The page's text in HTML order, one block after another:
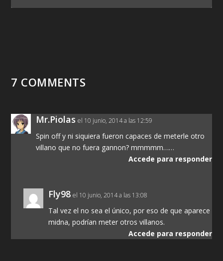
7 COMMENTS
Mr.Piolas el 10 junio, 2014 a las 12:59
Spin off y ni siquiera fueron capaces de meterle otro
villano que no fuera gannon? mmmmm……
Accede para responder
Fly98 el 10 junio, 2014 a las 13:08
Tal vez el no sea el único, por eso de que aparece
midna, podrían meter otros villanos.
Accede para responder